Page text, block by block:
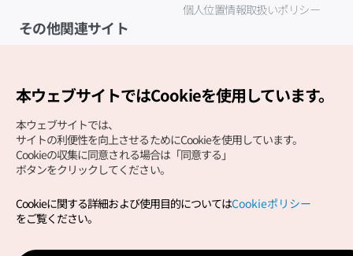
個人位置情報取扱いポリシー
その他関連サイト
Copyright (c) Korea Tourism Organization All Rights
サイトエラー報告公式メール
本ウェブサイトではCookieを使用しています。
本ウェブサイトでは、
サイトの利便性を向上させるためにCookieを使用しています。
Cookieの収集に同意される場合は「同意する」
ボタンをクリックしてください。
Cookieに関する詳細および使用目的についてはCookieポリシー
をご覧ください。